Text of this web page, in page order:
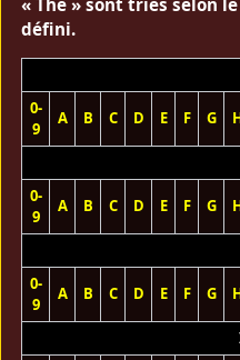
« The » sont triés selon
défini.
0-
9
A B C D E F G
0-
9
A B C D E F G
0-
9
A B C D E F G